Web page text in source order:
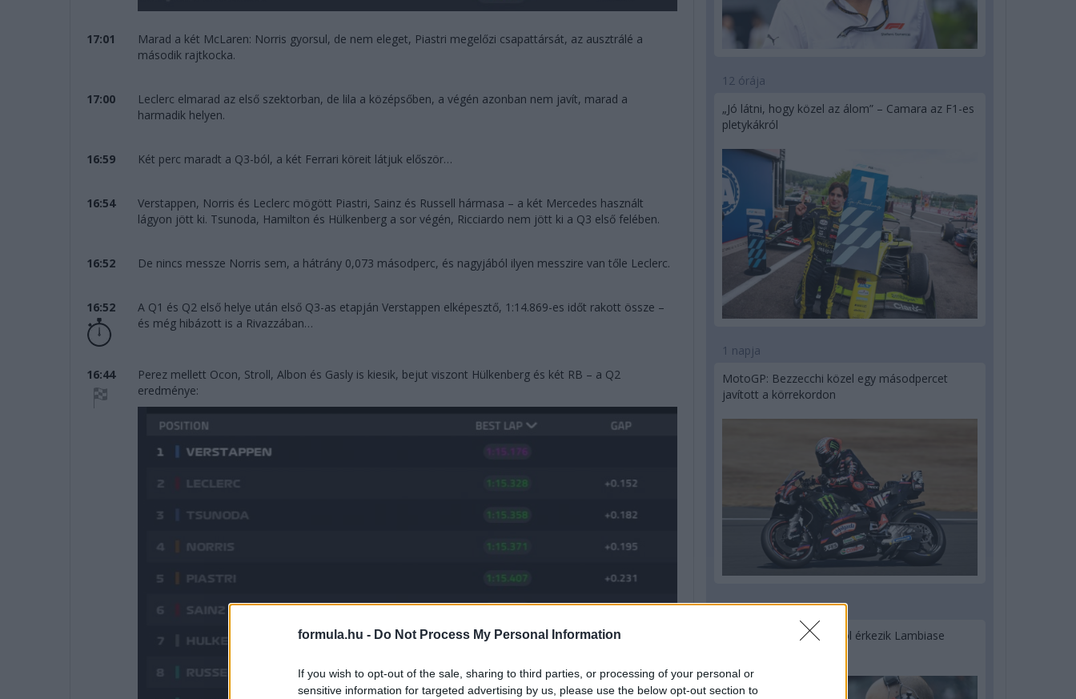
formula.hu - Do Not Process My Personal Information
If you wish to opt-out of the sale, sharing to third parties, or processing of your personal or
sensitive information for targeted advertising by us, please use the below opt-out section to
17:01
Marad a két McLaren: Norris gyorsul, de nem eleget, Piastri megelőzi csapattársát, az ausztrálé a
második rajtkocka.
17:00
Leclerc elmarad az első szektorban, de lila a középsőben, a végén azonban nem javít, marad a
harmadik helyen.
16:59 Két perc maradt a Q3-ból, a két Ferrari köreit látjuk először…
16:54
Verstappen, Norris és Leclerc mögött Piastri, Sainz és Russell hármasa – a két Mercedes használt
lágyon jött ki. Tsunoda, Hamilton és Hülkenberg a sor végén, Ricciardo nem jött ki a Q3 első felében.
16:52 De nincs messze Norris sem, a hátrány 0,073 másodperc, és nagyjából ilyen messzire van tőle Leclerc.
16:52
A Q1 és Q2 első helye után első Q3-as etapján Verstappen elképesztő, 1:14.869-es időt rakott össze –
és még hibázott is a Rivazzában…
16:44
Perez mellett Ocon, Stroll, Albon és Gasly is kiesik, bejut viszont Hülkenberg és két RB – a Q2
eredménye:
12 órája
„Jó látni, hogy közel az álom” – Camara az F1-es
pletykákról
1 napja
MotoGP: Bezzecchi közel egy másodpercet
javított a körrekordon
1 napja
Sajtó: Az Aston Martintól érkezik Lambiase